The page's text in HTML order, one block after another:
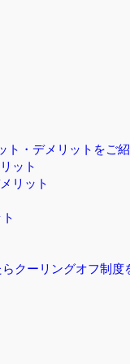
ト・デメリットをご
ット
リット
クーリングオフ制度